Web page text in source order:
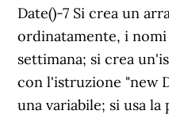
Date()-7 Si crea un
ordinatamente, i
settimana; si crea
con l'istruzione "new
una variabile; si usa la